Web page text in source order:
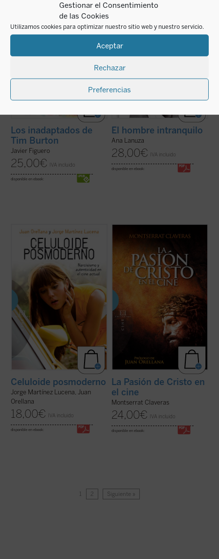
Gestionar el Consentimiento
de las Cookies
Utilizamos cookies para optimizar nuestro sitio web y nuestro servicio.
Aceptar
Rechazar
Preferencias
viven una dualidad existencial entre su
Los inadaptados de
Tim Burton
Javier Figuero
25,00€ IVA incluido
disponible en ebook:
importancia de la mujer y la maternidad en
El hombre intranquilo
Ana Lanuza
28,00€ IVA incluido
disponible en ebook:
El cine posmoderno es un privilegiado
portavoz de nuestra realidad social. Por
esta razón es fácil identificar, a través de
las películas de los últimos treinta años, el
narcisismo que tantos sociólogos
reconocen en nuestra cultura. Este ...
(ver
Celuloide posmoderno
Jorge Martínez Lucena, Juan
Orellana
18,00€ IVA incluido
disponible en ebook:
tratamiento que el relato evangélico de la
Destaca el estudio sobre la iconografía que
el cine ha utilizado para tratar la figura de
Jesucristo, cómo ha ...(ver ficha)
La Pasión de Cristo en
el cine
Montserrat Claveras
24,00€ IVA incluido
disponible en ebook:
1 2 Siguiente »